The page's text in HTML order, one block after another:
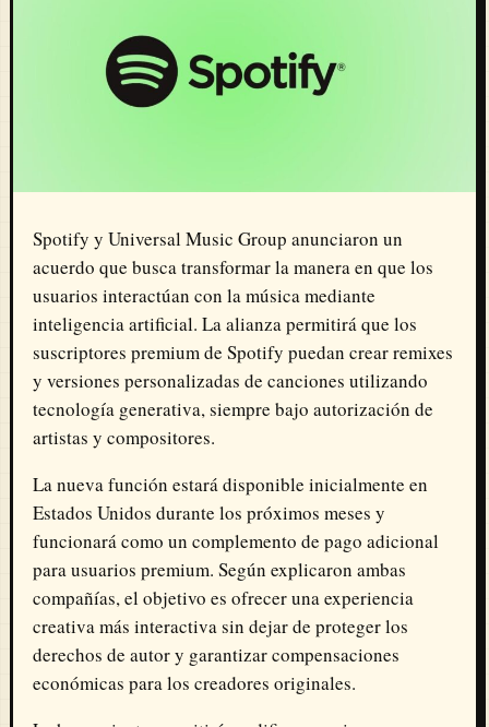
Spotify y Universal Music Group anunciaron un
acuerdo que busca transformar la manera en que los
usuarios interactúan con la música mediante
inteligencia artificial. La alianza permitirá que los
suscriptores premium de Spotify puedan crear remixes
y versiones personalizadas de canciones utilizando
tecnología generativa, siempre bajo autorización de
artistas y compositores.
La nueva función estará disponible inicialmente en
Estados Unidos durante los próximos meses y
funcionará como un complemento de pago adicional
para usuarios premium. Según explicaron ambas
compañías, el objetivo es ofrecer una experiencia
creativa más interactiva sin dejar de proteger los
derechos de autor y garantizar compensaciones
económicas para los creadores originales.